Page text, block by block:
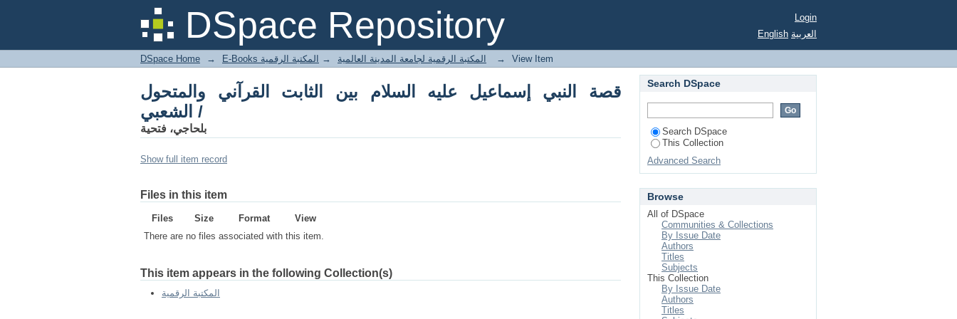
DSpace Repository
Login
English العربية
DSpace Home → E-Books المكتبة الرقمية لجامعة المدينة العالمية → المكتبة الرقمية → View Item
قصة النبي إسماعيل عليه السلام بين الثابت القرآني والمتحول
الشعبي /
بلحاجي، فتحية
Show full item record
Files in this item
Files Size Format
View
There are no files associated with this item.
This item appears in the following Collection(s)
المكتبة الرقمية
Search DSpace
Search DSpace
This Collection
Advanced Search
Browse
All of DSpace
Communities & Collections
By Issue Date
Authors
Titles
Subjects
This Collection
By Issue Date
Authors
Titles